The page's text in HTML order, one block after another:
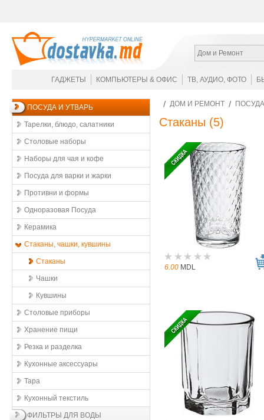
Дом и Ремонт
ГАДЖЕТЫ КОМПЬЮТЕРЫ & ОФИС ТВ, АУДИО, ФОТО
ПОСУДА И УТВАРЬ
Тарелки, блюдо, салатники
Столовые наборы
Наборы для чая и кофе
Посуда для варки и жарки
Противни и формы
Одноразовая Посуда
Керамика
Стаканы, чашки, кувшины
Стаканы
Чашки
Кувшины
Столовые приборы
Хранение пищи
Резка и разделка
Кухонные aксессуары
Тара
Кухонный текстиль
ФИЛЬТРЫ ДЛЯ ВОДЫ
ДОМ И РЕМОНТ
Стаканы (5)
6.00 MDL